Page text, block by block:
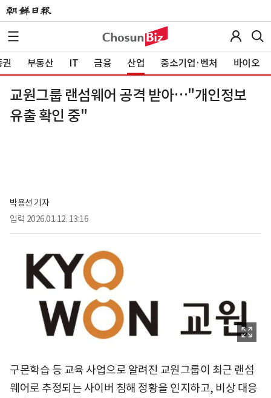
부동산 IT 금융 산업 중소기업·벤처 바이오
교원그룹 랜섬웨어 공격 받아…"개인정보
유출 확인 중"
박용선 기자
입력 2026.01.12. 13:16
구몬학습 등 교육 사업으로 알려진 교원그룹이 최근 랜섬
웨어로 추정되는 사이버 침해 정황을 인지하고, 비상 대응